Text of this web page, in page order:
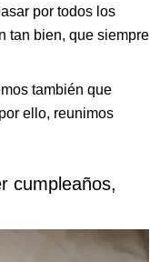
por todos los
tan bien, que siempre
también que
ello, reunimos
cumpleaños,